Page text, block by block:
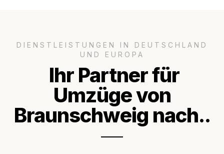
DIENSTLEISTUNGEN IN DEUTSCHLAND
UND EUROPA
Ihr Partner für
Umzüge von
Braunschweig nach..